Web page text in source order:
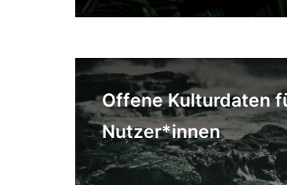
Offene Kulturdaten
Nutzer*innen